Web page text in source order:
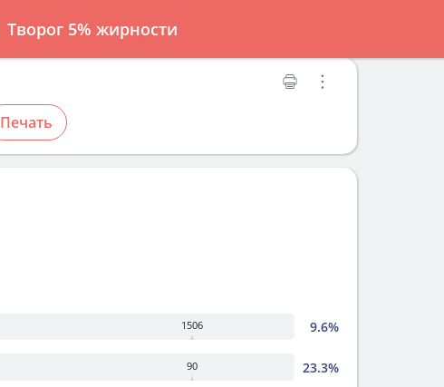
Творог 5% жирности
Печать
1506 9.6%
90 23.3%